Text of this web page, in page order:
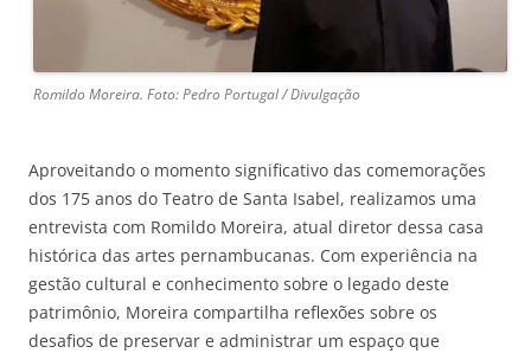
Romildo Moreira. Foto: Pedro Portugal / Divulgação
Aproveitando o momento significativo das comemorações
dos 175 anos do Teatro de Santa Isabel, realizamos uma
entrevista com Romildo Moreira, atual diretor dessa casa
histórica das artes pernambucanas. Com experiência na
gestão cultural e conhecimento sobre o legado deste
patrimônio, Moreira compartilha reflexões sobre os
desafios de preservar e administrar um espaço que